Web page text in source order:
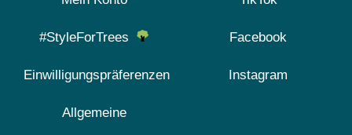
#StyleForTrees
Einwilligungspräferenzen
Allgemeine
Facebook
Instagram